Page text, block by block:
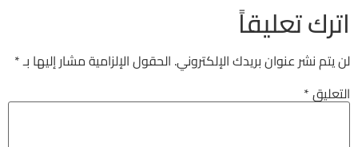
اترك تعليقاً
لن يتم نشر عنوان بريدك الإلكتروني. الحقول الإلزامية مشار إليها بـ*
التعليق*